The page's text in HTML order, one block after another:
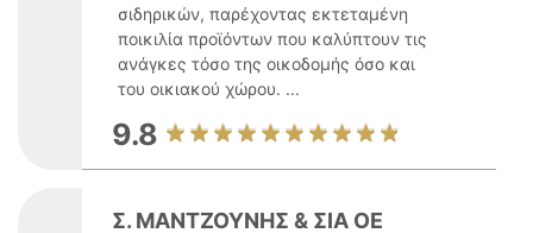
σιδηρικών, παρέχοντας εκτεταμένη
ποικιλία προϊόντων που καλύπτουν τις
ανάγκες τόσο της οικοδομής όσο και
του οικιακού χώρου. ...
9.8
Σ. ΜΑΝΤΖΟΥΝΗΣ & ΣΙΑ ΟΕ